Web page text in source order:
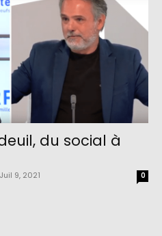
du social à
Juil 9, 2021 0